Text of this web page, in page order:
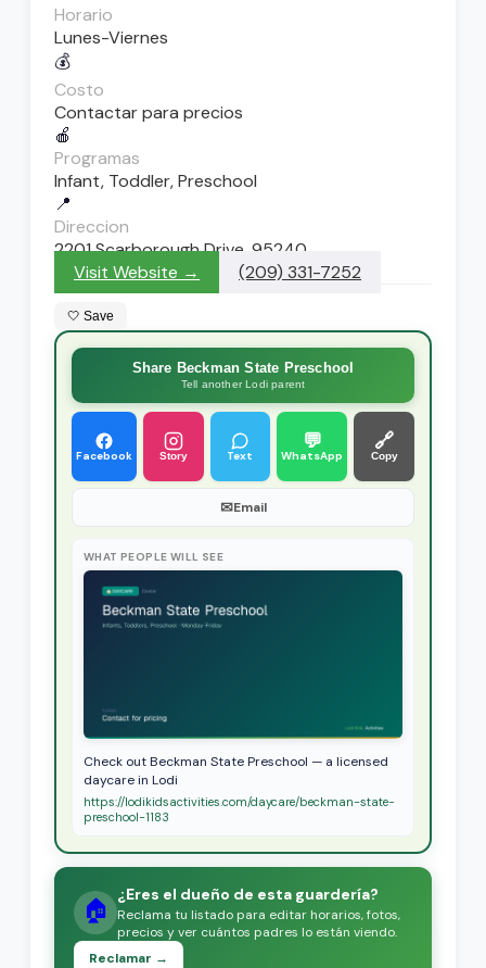
Horario
Lunes-Viernes
💰
Costo
Contactar para precios
🍎
Programas
Infant, Toddler, Preschool
📍
Direccion
2201 Scarborough Drive, 95240
Visit Website →
(209) 331-7252
🤍 Save
Share Beckman State Preschool
Tell another Lodi parent
Facebook Story Text
💬
WhatsApp
🔗
Copy
✉Email
WHAT PEOPLE WILL SEE
Check out Beckman State Preschool — a licensed
daycare in Lodi
https://lodikidsactivities.com/daycare/beckman-state-
preschool-1183
🏠 ¿Eres el dueño de esta guardería?
Reclama tu listado para editar horarios, fotos,
precios y ver cuántos padres lo están viendo.
Reclamar →